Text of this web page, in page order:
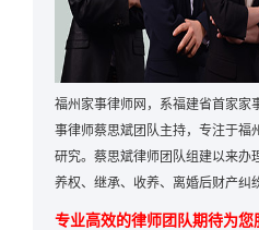
福州家事律师网，系福建省首家家
事律师蔡思斌团队主持，专注于福
研究。蔡思斌律师团队组建以来办
养权、继承、收养、离婚后财产纠
专业高效的律师团队期待为您